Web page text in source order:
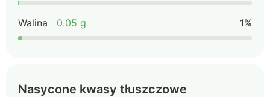
Walina 0.05 g 1%
Nasycone kwasy tłuszczowe